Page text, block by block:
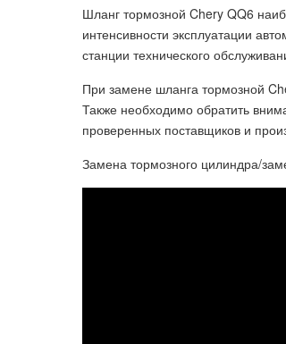
Шланг тормозной Chery QQ6
интенсивности эксплуатации
станции технического
При замене шланга тормозной
Также необходимо обратить
проверенных поставщиков и
Замена тормозного цилиндра/